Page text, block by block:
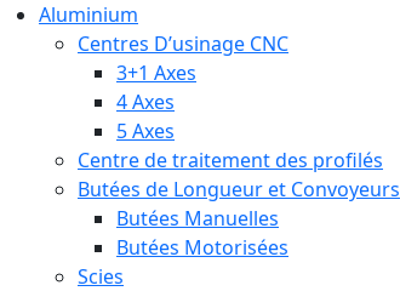
Aluminium
Centres D’usinage CNC
3+1 Axes
4 Axes
5 Axes
Centre de traitement des profilés
Butées de Longueur et Convoyeurs
Butées Manuelles
Butées Motorisées
Scies